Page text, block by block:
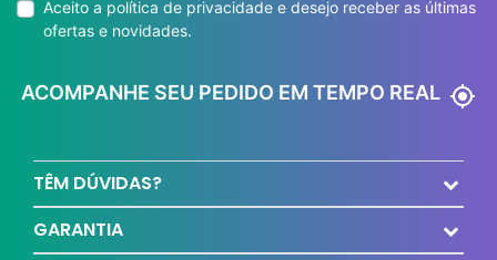
Aceito a política de privacidade e desejo receber as últimas
ofertas e novidades.
ACOMPANHE SEU PEDIDO EM TEMPO REAL my_location
TÊM DÚVIDAS?
GARANTIA